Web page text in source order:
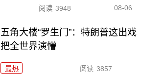
阅读 3948 08-06
五角大楼“罗生门”：特朗普这出戏
把全世界演懵
最热 阅读 3857